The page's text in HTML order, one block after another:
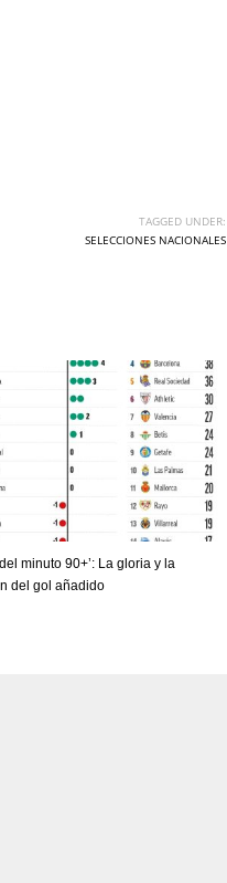
TAGGED UNDER:
SELECCIONES NACIONALES
minuto 90+’: La gloria y la
del gol añadido